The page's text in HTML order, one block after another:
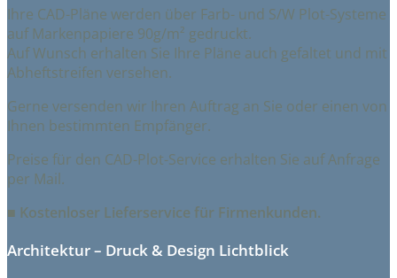
Ihre CAD-Pläne werden über Farb- und S/W Plot-Systeme
auf Markenpapiere 90g/m² gedruckt.
Auf Wunsch erhalten Sie Ihre Pläne auch gefaltet und mit
Abheftstreifen versehen.
Gerne versenden wir Ihren Auftrag an Sie oder einen von
Ihnen bestimmten Empfänger.
Preise für den CAD-Plot-Service erhalten Sie auf Anfrage
per Mail.
■ Kostenloser Lieferservice für Firmenkunden.
Architektur – Druck & Design Lichtblick